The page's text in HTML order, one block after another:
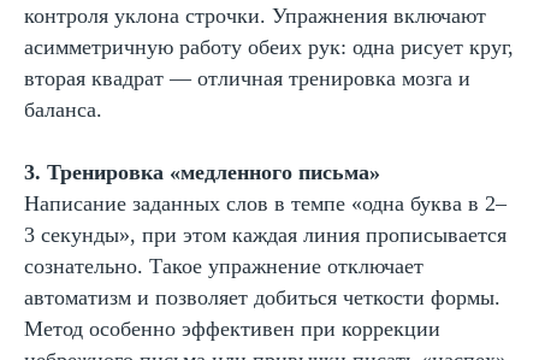
контроля уклона строчки. Упражнения включают
асимметричную работу обеих рук: одна рисует круг,
вторая квадрат — отличная тренировка мозга и
баланса.
3. Тренировка «медленного письма»
Написание заданных слов в темпе «одна буква в 2–
3 секунды», при этом каждая линия прописывается
сознательно. Такое упражнение отключает
автоматизм и позволяет добиться четкости формы.
Метод особенно эффективен при коррекции
Даю согласие на рассылку рекламно-информационных
материалов
на кнопку, вы даете согласие на обработку и распространение
персональных данных
Подробнее